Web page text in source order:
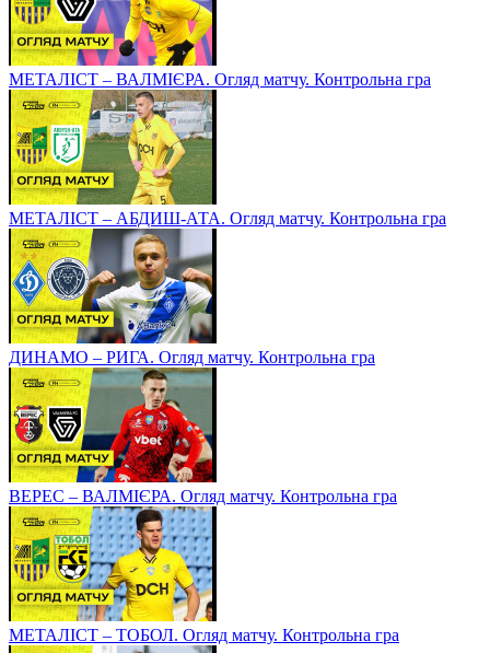
МЕТАЛІСТ – ВАЛМІЄРА. Огляд матчу. Контрольна гра
МЕТАЛІСТ – АБДИШ-АТА. Огляд матчу. Контрольна гра
ДИНАМО – РИГА. Огляд матчу. Контрольна гра
ВЕРЕС – ВАЛМІЄРА. Огляд матчу. Контрольна гра
МЕТАЛІСТ – ТОБОЛ. Огляд матчу. Контрольна гра